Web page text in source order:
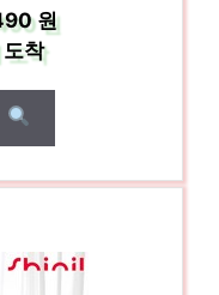
원
도착